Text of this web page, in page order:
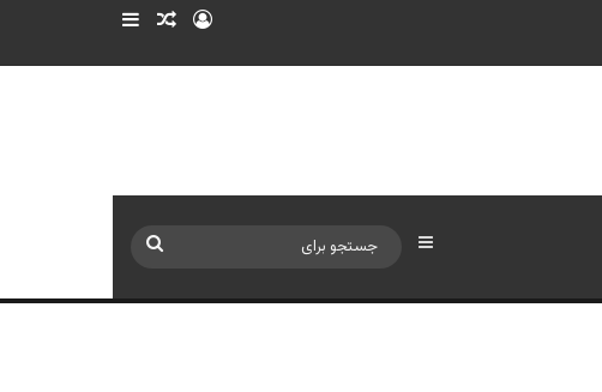
ورود نوشته تصادفی
سایدبار